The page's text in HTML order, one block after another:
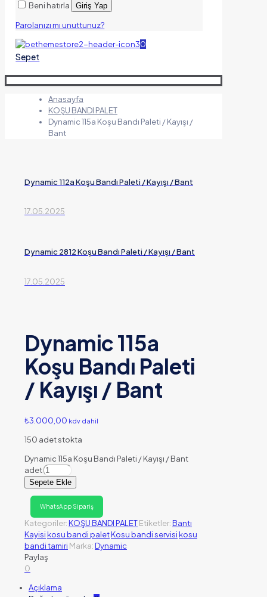
Beni hatırla Giriş Yap
Parolanızı mı unuttunuz?
0
Sepet
Anasayfa
KOŞU BANDI PALET
Dynamic 115a Koşu Bandı Paleti / Kayışı /
Bant
Dynamic 112a Koşu Bandı Paleti / Kayışı / Bant
17.05.2025
Dynamic 2812 Koşu Bandı Paleti / Kayışı / Bant
17.05.2025
Dynamic 115a
Koşu Bandı Paleti
/ Kayışı / Bant
₺3.000,00 kdv dahil
150 adet stokta
Dynamic 115a Koşu Bandı Paleti / Kayışı / Bant
adet
Sepete Ekle
WhatsApp Sipariş
Kategoriler:KOŞU BANDI PALETEtiketler:Bantı
Kayisikosu bandi paletKosu bandi servisikosu
bandi tamiri Marka:Dynamic
Paylaş
0
Açıklama